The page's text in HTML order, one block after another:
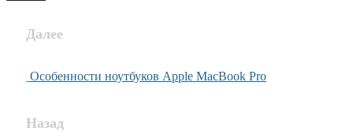
Далее
Особенности ноутбуков Apple MacBook Pro
Назад